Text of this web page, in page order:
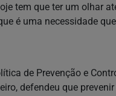
tem que ter um olhar
é uma necessidade
de Prevenção e
defendeu que